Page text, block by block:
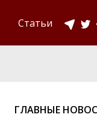
Статьи
ГЛАВНЫЕ